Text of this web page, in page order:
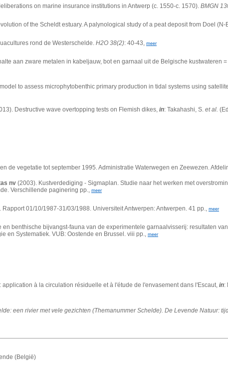
on marine insurance institutions in Antwerp (c. 1550-c. 1570). BMGN
of the Scheldt estuary. A palynological study of a peat deposit from Doel (N-
rond de Westerschelde. H2O 38(2): 40-43, meer
aan zware metalen in kabeljauw, bot en garnaal uit de Belgische kustwateren
to assess microphytobenthic primary production in tidal systems using
Destructive wave overtopping tests on Flemish dikes, in: Takahashi, S. et al.
de vegetatie tot september 1995. Administratie Waterwegen en Zeewezen.
nv (2003). Kustverdediging - Sigmaplan. Studie naar het werken met
Verschillende paginering pp., meer
01/10/1987-31/03/1988. Universiteit Antwerpen: Antwerpen. 41 pp., meer
benthische bijvangst-fauna van de experimentele garnaalvisserij: resultaten
en Systematiek. VUB: Oostende en Brussel. viii pp., meer
à la circulation résiduelle et à l'étude de l'envasement dans l'Escaut, in:
een rivier met vele gezichten (Themanummer Schelde). De Levende Natuur:
(België)